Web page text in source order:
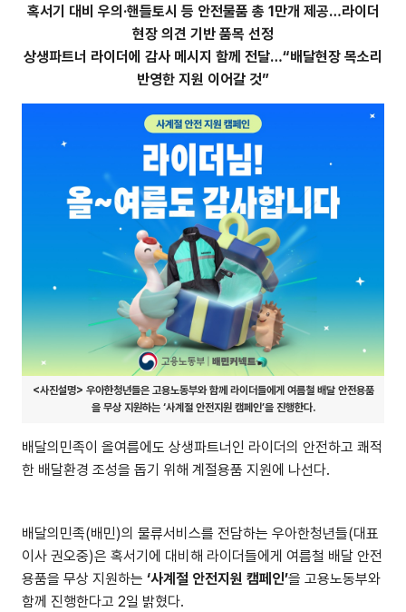
혹서기 대비 우의·핸들토시 등 안전물품 총 1만개 제공…라이더
현장 의견 기반 품목 선정
상생파트너 라이더에 감사 메시지 함께 전달…“배달현장 목소리
반영한 지원 이어갈 것”
<사진설명> 우아한청년들은 고용노동부와 함께 라이더들에게 여름철 배달 안전용품
을 무상 지원하는 ‘사계절 안전지원 캠페인’을 진행한다.
배달의민족이 올여름에도 상생파트너인 라이더의 안전하고 쾌적
한 배달환경 조성을 돕기 위해 계절용품 지원에 나선다.
배달의민족(배민)의 물류서비스를 전담하는 우아한청년들(대표
이사 권오중)은 혹서기에 대비해 라이더들에게 여름철 배달 안전
용품을 무상 지원하는 ‘사계절 안전지원 캠페인’을 고용노동부와
함께 진행한다고 2일 밝혔다.